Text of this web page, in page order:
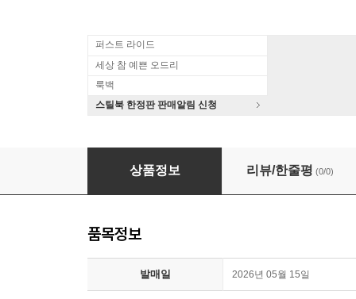
퍼스트 라이드
세상 참 예쁜 오드리
룩백
스틸북 한정판 판매알림 신청
녹턴 - 소프라노와 피아노를 위한 작품들
상품정보 리뷰/한줄평 (0/0)
품목정보
발매일 2026년 05월 15일